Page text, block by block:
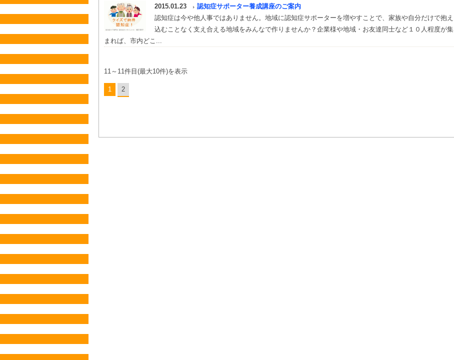
2015.01.23
認知症サポーター養成講座のご案内
認知症は今や他人事ではありません。地域に認知症サポーターを増やすことで、家族や自分だけで抱え
込むことなく支え合える地域をみんなで作りませんか？企業様や地域・お友達同士など１０人程度が集
まれば、市内どこ...
11～11件目(最大10件)を表示
1 2